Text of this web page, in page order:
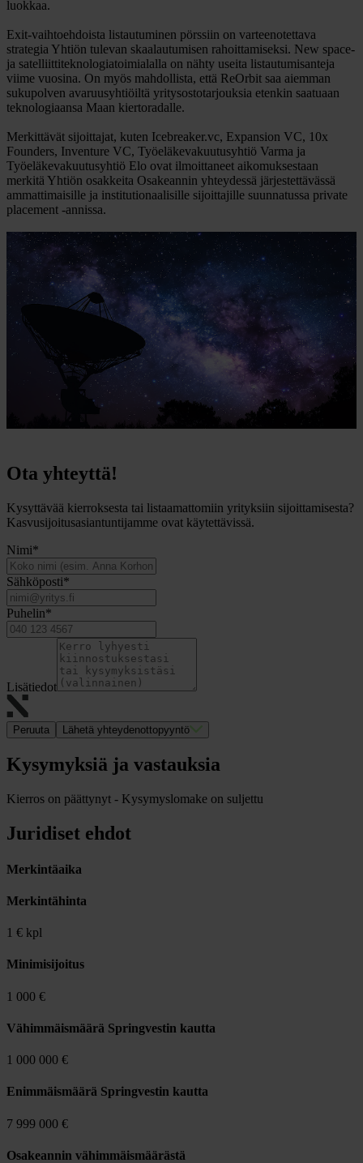
luokkaa.
Exit-vaihtoehdoista listautuminen pörssiin on varteenotettava
strategia Yhtiön tulevan skaalautumisen rahoittamiseksi. New space-
ja satelliittiteknologiatoimialalla on nähty useita listautumisanteja
viime vuosina. On myös mahdollista, että ReOrbit saa aiemman
sukupolven avaruusyhtiöiltä yritysostotarjouksia etenkin saatuaan
teknologiaansa Maan kiertoradalle.
Merkittävät sijoittajat, kuten Icebreaker.vc, Expansion VC, 10x
Founders, Inventure VC, Työeläkevakuutusyhtiö Varma ja
Työeläkevakuutusyhtiö Elo ovat ilmoittaneet aikomuksestaan
merkitä Yhtiön osakkeita Osakeannin yhteydessä järjestettävässä
ammattimaisille ja institutionaalisille sijoittajille suunnatussa private
placement -annissa.
Ota yhteyttä!
Kysyttävää kierroksesta tai listaamattomiin yrityksiin sijoittamisesta?
Kasvusijoitusasiantuntijamme ovat käytettävissä.
Nimi*
Sähköposti*
Puhelin*
Lisätiedot
Peruuta Lähetä yhteydenottopyyntö
Kysymyksiä ja vastauksia
Kierros on päättynyt - Kysymyslomake on suljettu
Juridiset ehdot
Merkintäaika
Merkintähinta
1 € kpl
Minimisijoitus
1 000 €
Vähimmäismäärä Springvestin kautta
1 000 000 €
Enimmäismäärä Springvestin kautta
7 999 000 €
Osakeannin vähimmäismäärästä